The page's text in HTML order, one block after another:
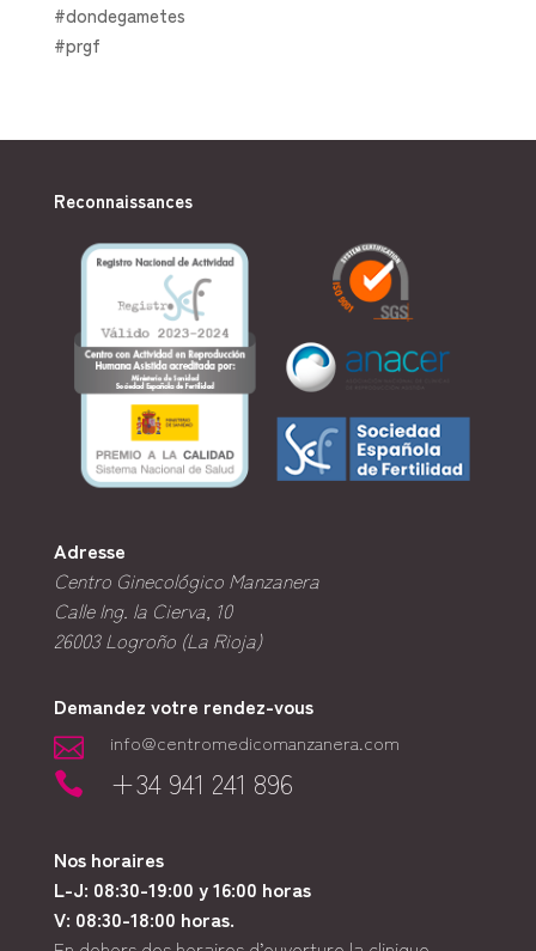
#dondegametes
#prgf
Reconnaissances
Adresse
Centro Ginecológico Manzanera
Calle Ing. la Cierva, 10
26003Logroño (La Rioja)
Demandez votre rendez-vous
 info@centromedicomanzanera.com
 +34 941 241 896
Nos horaires
L-J: 08:30-19:00 y 16:00 horas
V: 08:30-18:00 horas.